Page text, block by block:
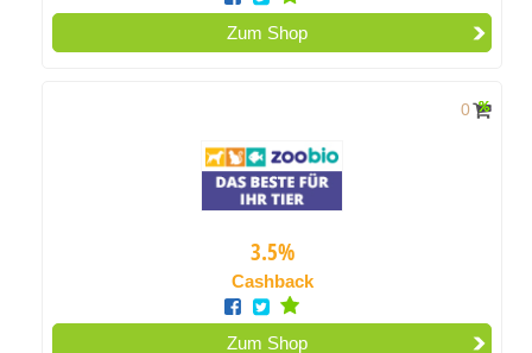
Zum Shop
0
3.5%
Cashback
Zum Shop